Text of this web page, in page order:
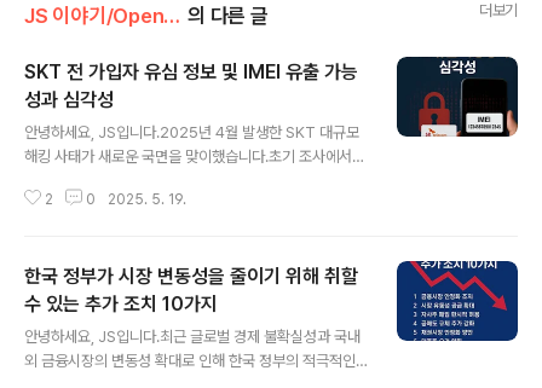
JS 이야기/Open AI 의 다른 글 더보기
SKT 전 가입자 유심 정보 및 IMEI 유출 가능
성과 심각성
안녕하세요, JS입니다.2025년 4월 발생한 SKT 대규모
해킹 사태가 새로운 국면을 맞이했습니다.초기 조사에서
와 개인정보 유출 가능성까지 확인되며 피해 규모와 우려
입자 2,300만 명 전원 + 알뜰폰 이용자 포함 총 2,695만
건유출 정보:유심 정보: IMSI(가입자 식별번호), 인증키IM
EI: 단말기 고유식별번호개인정보: 이름, 생년월일, 전화번
호, 이메일(임시 저장 서버에서 유출 가능성)문제점: 복제
폰·심스와핑 범죄, 금융 사기, 위치 추적 등 2차 피해 우려S
2 0 2025. 5. 19.
한국 정부가 시장 변동성을 줄이기 위해 취할
수 있는 추가 조치 10가지
안녕하세요, JS입니다.최근 글로벌 경제 불확실성과 국내
외 금융시장의 변동성 확대로 인해 한국 정부의 적극적인